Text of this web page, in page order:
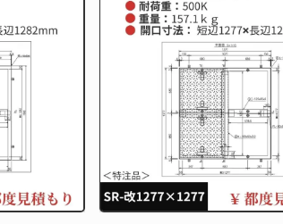
鋳物製品
事業内容
制作事例
お問い合わせ
外部サイト
（三立既製品販売・設置）
作図制作
建築積算代
２D作図
３Dモデリ
商品を